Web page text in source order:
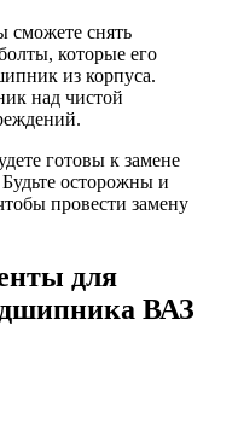
сможете снять
которые его
из корпуса.
над чистой
готовы к замене
осторожны и
провести замену
для
ВАЗ